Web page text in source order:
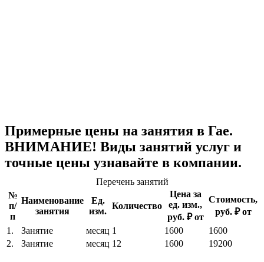
Примерные цены на занятия в Гае.
ВНИМАНИЕ! Виды занятий услуг и
точные цены узнавайте в компании.
Перечень занятий
№
п/
п
Наименование
занятия
Ед.
изм.
Количество
Цена за
ед. изм.,
руб. ₽ от
Стоимость,
руб. ₽ от
1.
Занятие месяц 1 1600
1600
2.
Занятие месяц 12 1600 19200